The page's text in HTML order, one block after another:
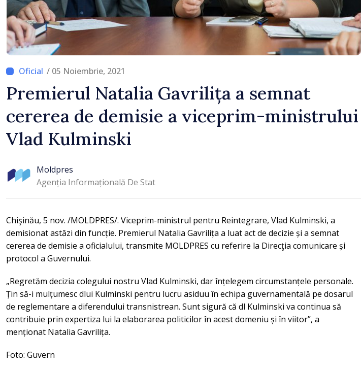
/ 05 Noiembrie, 2021
Premierul Natalia Gavrilița a semnat
cererea de demisie a viceprim-ministrului
Vlad Kulminski
Moldpres
Agenția Informațională De Stat
Chişinău, 5 nov. /MOLDPRES/. Viceprim-ministrul pentru Reintegrare, Vlad Kulminski, a
demisionat astăzi din funcție. Premierul Natalia Gavrilița a luat act de decizie și a semnat
cererea de demisie a oficialului, transmite MOLDPRES cu referire la Direcţia comunicare și
protocol a Guvernului.
„Regretăm decizia colegului nostru Vlad Kulminski, dar înțelegem circumstanțele personale.
Țin să-i mulțumesc dlui Kulminski pentru lucru asiduu în echipa guvernamentală pe dosarul
de reglementare a diferendului transnistrean. Sunt sigură că dl Kulminski va continua să
contribuie prin expertiza lui la elaborarea politicilor în acest domeniu și în viitor”, a
menționat Natalia Gavrilița.
Foto: Guvern